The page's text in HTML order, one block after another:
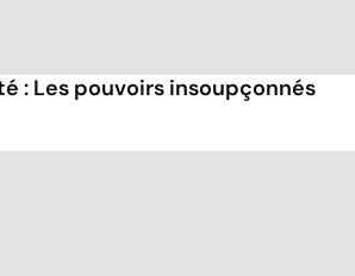
: Les pouvoirs insoupçonnés